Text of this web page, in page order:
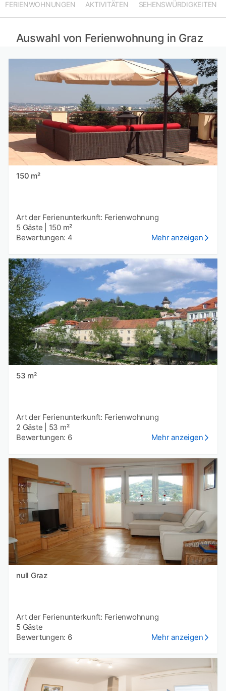
FERIENWOHNUNGEN AKTIVITÄTEN SEHENSWÜRDIGKEITEN
Auswahl von Ferienwohnung in Graz
150 m²
Art der Ferienunterkunft: Ferienwohnung
5 Gäste
150 m²
Bewertungen: 4
Mehr anzeigen
53 m²
Art der Ferienunterkunft: Ferienwohnung
2 Gäste
53 m²
Bewertungen: 6
Mehr anzeigen
null Graz
Art der Ferienunterkunft: Ferienwohnung
5 Gäste
Bewertungen: 6
Mehr anzeigen